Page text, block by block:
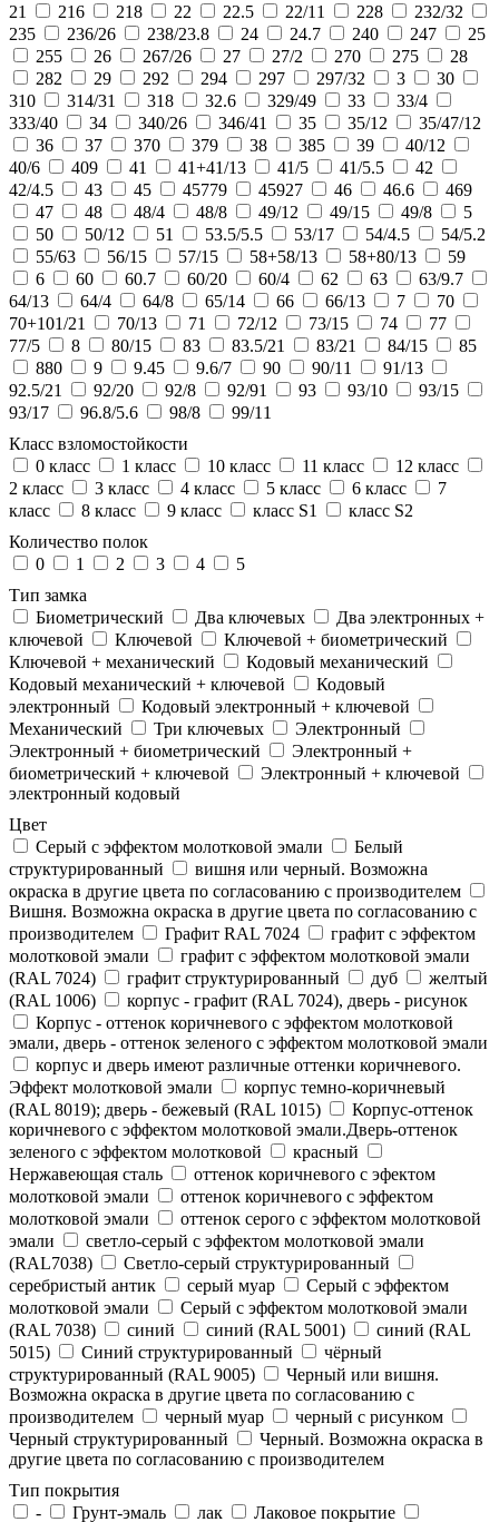
21
216 218 22 22.5 22/11 228
232/32
235
236/26 238/23.8 24 24.7 240 247
25
255
26 267/26 27 27/2 270 275
28
282
29 292 294 297 297/32 3
30
310
314/31 318 32.6 329/49 33
33/4
333/40
34 340/26 346/41 35 35/12
35/47/12
36
37 370 379 38 385 39
40/12
40/6
409 41 41+41/13 41/5 41/5.5
42
42/4.5
43 45 45779 45927 46 46.6
469
47
48 48/4 48/8 49/12 49/15 49/8
5
50
50/12 51 53.5/5.5 53/17 54/4.5
54/5.2
55/63
56/15 57/15 58+58/13 58+80/13
59
6
60 60.7 60/20 60/4 62 63
63/9.7
64/13
64/4 64/8 65/14 66 66/13 7
70
70+101/21
70/13 71 72/12 73/15 74
77
77/5
8 80/15 83 83.5/21 83/21 84/15
85
880
9 9.45 9.6/7 90 90/11
91/13
92.5/21
92/20 92/8 92/91 93 93/10
93/15
93/17
96.8/5.6 98/8
99/11
Класс взломостойкости
0 класс
1 класс 10 класс 11 класс
12 класс
2 класс
3 класс 4 класс 5 класс 6 класс
7
класс
8 класс 9 класс класс S1
класс S2
Количество полок
0
1 2 3 4
5
Тип замка
Биометрический
Два ключевых
Два электронныx +
ключевой
Ключевой
Ключевой + биометрический
Ключевой + механический
Кодовый механический
Кодовый механический + ключевой
Кодовый
электронный
Кодовый электронный + ключевой
Механический
Три ключевых
Электронный
Электронный + биометрический
Электронный +
биометрический + ключевой
Электронный + ключевой
электронный кодовый
Цвет
Cерый с эффектом молотковой эмали
Белый
структурированный
вишня или черный. Возможна
окраска в другие цвета по согласованию с производителем
Вишня. Возможна окраска в другие цвета по согласованию с
производителем
Графит RAL 7024
графит с эффектом
молотковой эмали
графит с эффектом молотковой эмали
(RAL 7024)
графит структурированный дуб
желтый
(RAL 1006)
корпус - графит (RAL 7024), дверь - рисунок
Корпус - оттенок коричневого с эффектом молотковой
эмали, дверь - оттенок зеленого с эффектом молотковой эмали
корпус и дверь имеют различные оттенки коричневого.
Эффект молотковой эмали
корпус темно-коричневый
(RAL 8019); дверь - бежевый (RAL 1015)
Корпус-оттенок
коричневого с эффектом молотковой эмали.Дверь-оттенок
зеленого с эффектом молотковой
красный
Нержавеющая сталь
оттенок коричневого с эфектом
молотковой эмали
оттенок коричневого с эффектом
молотковой эмали
оттенок серого с эффектом молотковой
эмали
светло-серый с эффектом молотковой эмали
(RAL7038)
Светло-серый структурированный
серебристый антик
серый муар
Серый с эффектом
молотковой эмали
Серый с эффектом молотковой эмали
(RAL 7038)
синий синий (RAL 5001)
синий (RAL
5015)
Синий структурированный
чёрный
структурированный (RAL 9005)
Черный или вишня.
Возможна окраска в другие цвета по согласованию с
производителем
черный муар
черный с рисунком
Черный структурированный
Черный. Возможна окраска в
другие цвета по согласованию с производителем
Тип покрытия
-
Грунт-эмаль лак Лаковое покрытие